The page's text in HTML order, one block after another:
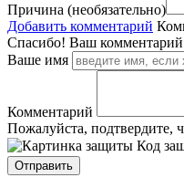
Причина (необязательно)
Добавить комментарий
Спасибо! Ваш комментарий
Ваше имя
Комментарий
Пожалуйста, подтвердите,
Код